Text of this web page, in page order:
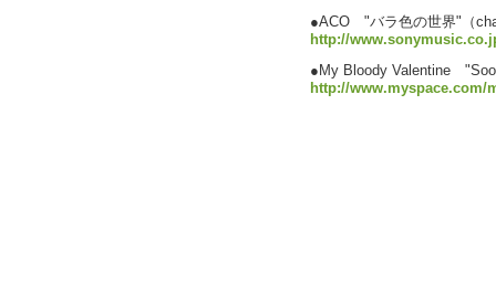
●ACO "バラ色の世界"（
http://
●My Bloody Valentine
http://www.myspace.com/